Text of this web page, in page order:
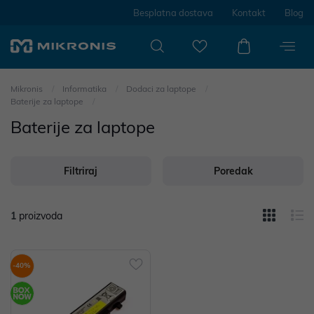
Besplatna dostava Kontakt Blog
Mikronis Informatika
Dodaci za laptope
Baterije za laptope
Baterije za laptope
Filtriraj Poredak
1 proizvoda
-40%